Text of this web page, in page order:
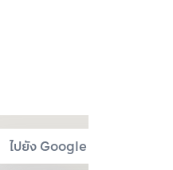
ไปยัง Google Map